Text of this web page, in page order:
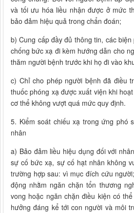
và tối ưu hóa liều nhận được ở mức
bảo đảm hiệu quả trong chẩn đoán;
b) Cung cấp đầy đủ thông tin, các
chống bức xạ đi kèm hướng dẫn cho
thăm người bệnh trước khi họ đi vào
c) Chỉ cho phép người bệnh đã điều
thuốc phóng xạ được xuất viện khi
cơ thể không vượt quá mức quy định.
5. Kiểm soát chiếu xạ trong ứng phó
nhân
a) Bảo đảm liều hiệu dụng đối với
sự cố bức xạ, sự cố hạt nhân không
trường hợp sau: vì mục đích cứu
động nhằm ngăn chặn tổn thương
vong hoặc ngăn chặn điều kiện có
hưởng đáng kể tới con người và môi